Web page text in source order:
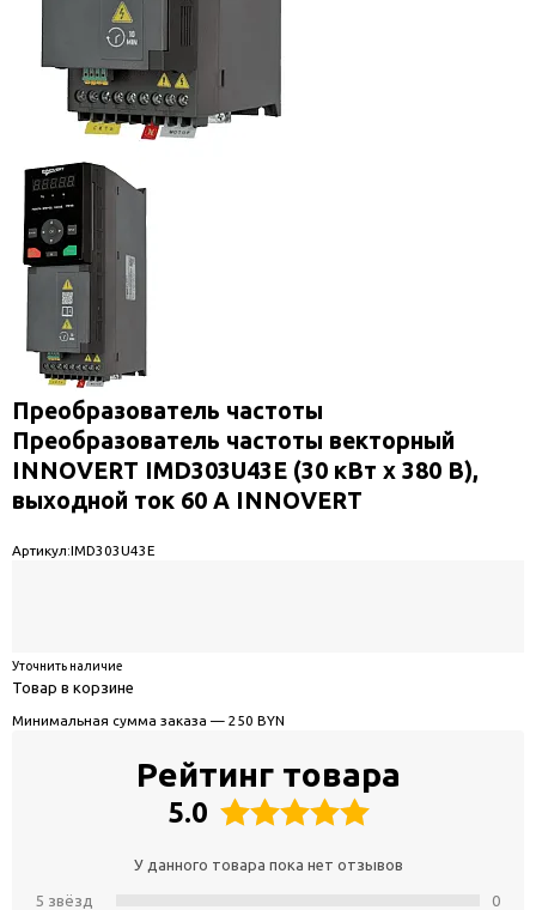
Преобразователь частоты
Преобразователь частоты векторный
INNOVERT IMD303U43E (30 кВт x 380 В),
выходной ток 60 А INNOVERT
Артикул:IMD303U43E
Уточнить наличие
Товар в корзине
Минимальная сумма заказа — 250 BYN
Рейтинг товара
5.0
У данного товара пока нет отзывов
5 звёзд
0